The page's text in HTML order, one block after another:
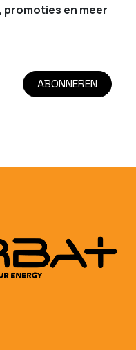
en meer
ABONNEREN